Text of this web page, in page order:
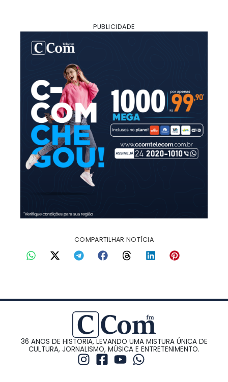
PUBLICIDADE
COMPARTILHAR NOTÍCIA
36 ANOS DE HISTORIA, LEVANDO UMA MISTURA ÚNICA DE
CULTURA, JORNALISMO, MÚSICA E ENTRETENIMENTO.